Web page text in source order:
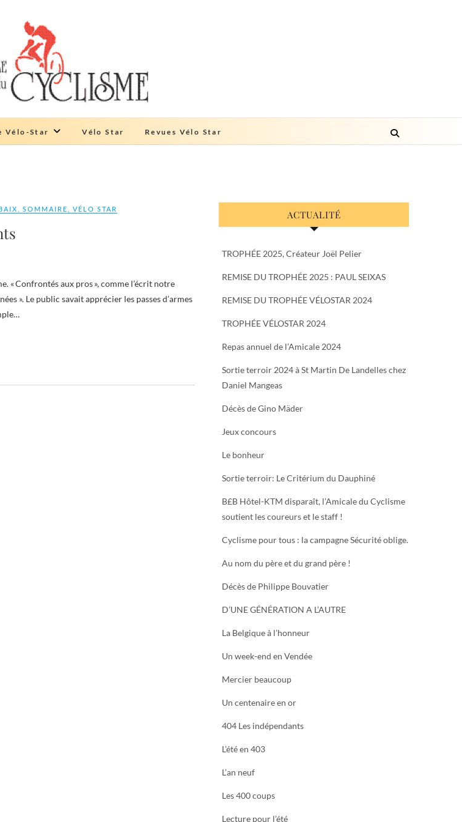
cyclisme
Vélo-Star Vélo Star Revues Vélo Star
SOMMAIRE VÉLO STAR
». Le public savait apprécier les passes d’armes
ACTUALITÉ
TROPHÉE 2025, Créateur Joël Pelier
REMISE DU TROPHÉE 2025 : PAUL SEIXAS
REMISE DU TROPHÉE VÉLOSTAR 2024
TROPHÉE VÉLOSTAR 2024
Repas annuel de l’Amicale 2024
Sortie terroir 2024 à St Martin De Landelles chez
Daniel Mangeas
Décès de Gino Mäder
Jeux concours
Le bonheur
Sortie terroir: Le Critérium du Dauphiné
B£B Hôtel-KTM disparaît, l’Amicale du Cyclisme
soutient les coureurs et le staff !
Cyclisme pour tous : la campagne Sécurité oblige.
Au nom du père et du grand père !
Décès de Philippe Bouvatier
D’UNE GÉNÉRATION A L’AUTRE
La Belgique à l’honneur
Un week-end en Vendée
Mercier beaucoup
Un centenaire en or
404 Les indépendants
L’été en 403
L’an neuf
Les 400 coups
Lecture pour l’été